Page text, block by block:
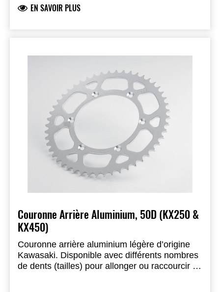
EN SAVOIR PLUS
Couronne Arrière Aluminium, 50D (KX250 &
KX450)
Couronne arrière aluminium légère d’origine
Kawasaki. Disponible avec différents nombres
de dents (tailles) pour allonger ou raccourcir la